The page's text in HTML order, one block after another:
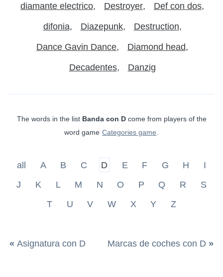
diamante electrico Destroyer Def con dos
difonia Diazepunk Destruction
Dance Gavin Dance Diamond head
Decadentes Danzig
The words in the list Banda con Dcome from players of the
word game Categories game
all A B C D E F G H
I
J
K L M N O P Q R
S
T
U V W X Y Z
« Asignatura con D Marcas de coches con D »